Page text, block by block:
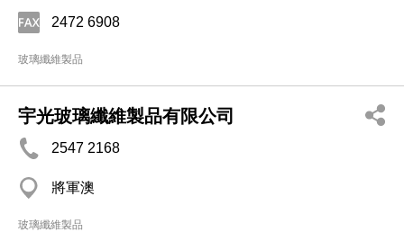
2472 6908
玻璃纖維製品
宇光玻璃纖維製品有限公司
2547 2168
將軍澳
玻璃纖維製品